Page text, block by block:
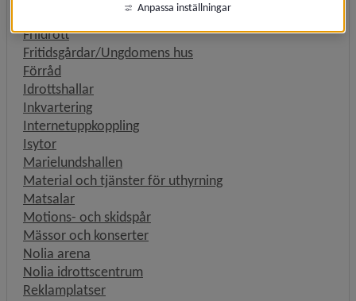
Fotbollsplaner, konstgräs
Friidrott
Fritidsgårdar/Ungdomens hus
Förråd
Idrottshallar
Inkvartering
Internetuppkoppling
Isytor
Marielundshallen
Material och tjänster för uthyrning
Matsalar
Motions- och skidspår
Mässor och konserter
Nolia arena
Nolia idrottscentrum
Reklamplatser
Anpassa inställningar